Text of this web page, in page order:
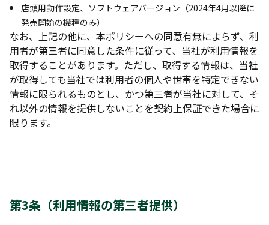
店頭用動作設定、ソフトウェアバージョン（2024年4月以降に
発売開始の機種のみ）
なお、上記の他に、本ポリシーへの同意有無によらず、利
用者が第三者に同意した条件に従って、当社が利用情報を
取得することがあります。ただし、取得する情報は、当社
が取得しても当社では利用者の個人や世帯を特定できない
情報に限られるものとし、かつ第三者が当社に対して、そ
れ以外の情報を提供しないことを契約上保証できた場合に
限ります。
第3条（利用情報の第三者提供）